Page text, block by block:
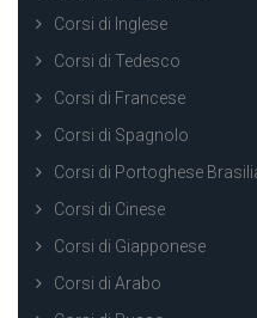
Corsi di Inglese
Corsi di Tedesco
Corsi di Francese
Corsi di Spagnolo
Corsi di Portoghese
Corsi di Cinese
Corsi di Giapponese
Corsi di Arabo